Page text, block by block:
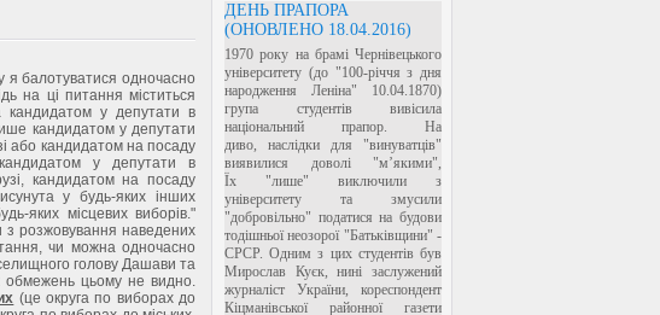
ДЕНЬ ПРАПОРА
(ОНОВЛЕНО 18.04.2016)
1970 року на брамі Чернівецького
університету (до "100-річчя з дня
народження Леніна" 10.04.1870)
група студентів вивісила
національний прапор. На
диво, наслідки для "винуватців"
виявилися доволі "м’якими",
Їх "лише" виключили з
університету та змусили
"добровільно" податися на будови
тодішньої неозорої "Батьківщини" -
СРСР. Одним з цих студентів був
Мирослав Куєк, нині заслужений
журналіст України, кореспондент
Кіцманівської районної газети
я балотуватися одночасно
на ці питання міститься
кандидатом у депутати в
кандидатом у депутати
або кандидатом на посаду
у депутати в
кандидатом на посаду
у будь-яких інших
яких місцевих виборів."
з розжовування наведених
чи можна одночасно
голову Дашави та
обмежень цьому не видно.
(це округа по виборах до